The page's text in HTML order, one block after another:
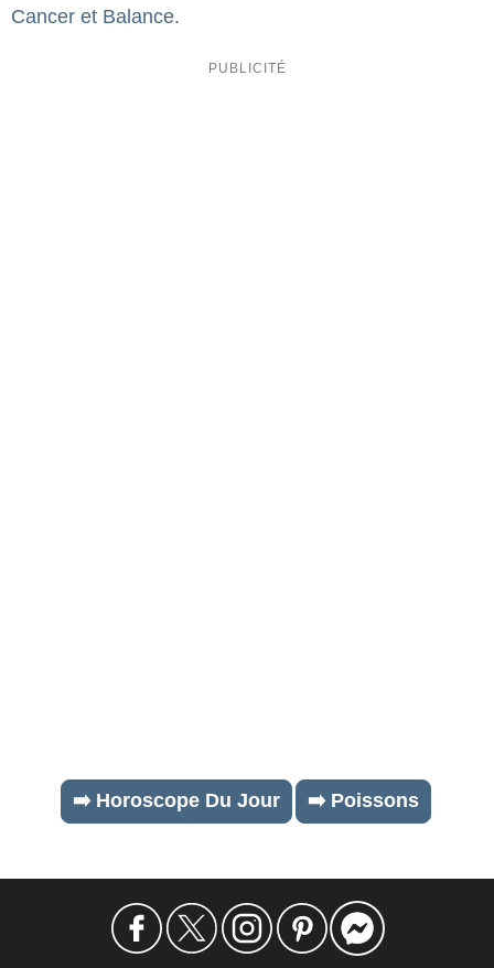
Cancer et Balance.
➡️ Horoscope Du Jour ➡️ Poissons